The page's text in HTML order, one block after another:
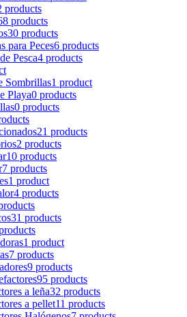
products
products
30 products
para Peces6 products
Pesca4 products
Sombrillas1 product
Playa0 products
0 products
21 products
2 products
10 products
7 products
1 product
4 products
31 products
1 product
7 products
9 products
95 products
a leña32 products
a pellet11 products